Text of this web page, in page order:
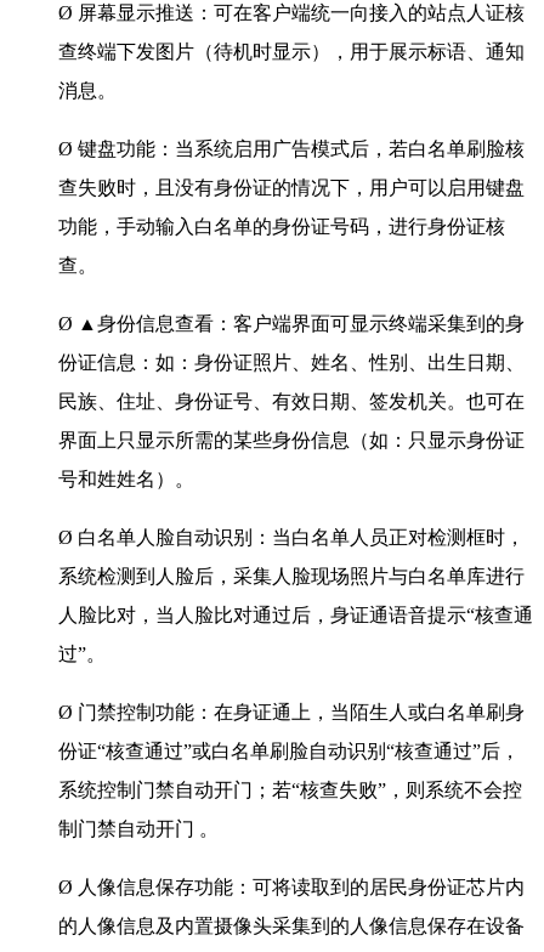
Ø 屏幕显示推送：可在客户端统一向接入的站点人证核
查终端下发图片（待机时显示），用于展示标语、通知
消息。
Ø 键盘功能：当系统启用广告模式后，若白名单刷脸核
查失败时，且没有身份证的情况下，用户可以启用键盘
功能，手动输入白名单的身份证号码，进行身份证核
查。
Ø ▲身份信息查看：客户端界面可显示终端采集到的身
份证信息：如：身份证照片、姓名、性别、出生日期、
民族、住址、身份证号、有效日期、签发机关。也可在
界面上只显示所需的某些身份信息（如：只显示身份证
号和姓姓名）。
Ø 白名单人脸自动识别：当白名单人员正对检测框时，
系统检测到人脸后，采集人脸现场照片与白名单库进行
人脸比对，当人脸比对通过后，身证通语音提示“核查通
过”。
Ø 门禁控制功能：在身证通上，当陌生人或白名单刷身
份证“核查通过”或白名单刷脸自动识别“核查通过”后，
系统控制门禁自动开门；若“核查失败”，则系统不会控
制门禁自动开门 。
Ø 人像信息保存功能：可将读取到的居民身份证芯片内
的人像信息及内置摄像头采集到的人像信息保存在设备